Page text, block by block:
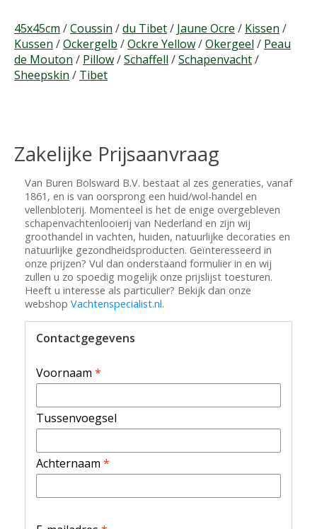
45x45cm /Coussin /du Tibet/ Jaune Ocre / Kissen /
Kussen /Ockergelb /Ockre Yellow/Okergeel / Peau
de Mouton / Pillow/Schaffell /Schapenvacht/
Sheepskin / Tibet
Zakelijke Prijsaanvraag
Van Buren Bolsward B.V. bestaat al zes generaties, vanaf
1861, en is van oorsprong een huid/wol-handel en
vellenbloterij. Momenteel is het de enige overgebleven
schapenvachtenlooierij van Nederland en zijn wij
groothandel in vachten, huiden, natuurlijke decoraties en
natuurlijke gezondheidsproducten. Geïnteresseerd in
onze prijzen? Vul dan onderstaand formulier in en wij
zullen u zo spoedig mogelijk onze prijslijst toesturen.
Heeft u interesse als particulier? Bekijk dan onze
webshop Vachtenspecialist.nl.
Contactgegevens
Voornaam *
Tussenvoegsel
Achternaam *